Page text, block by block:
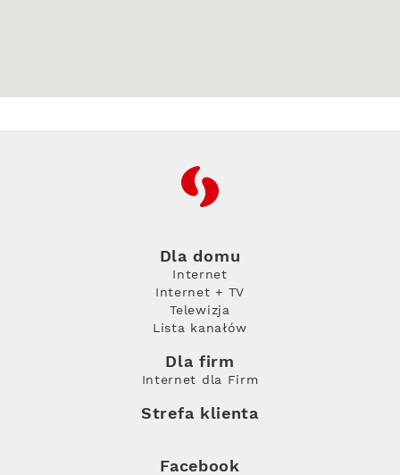
RFC
Dla domu
Internet
Internet + TV
Telewizja
Lista kanałów
Dla firm
Internet dla Firm
Strefa klienta
Facebook